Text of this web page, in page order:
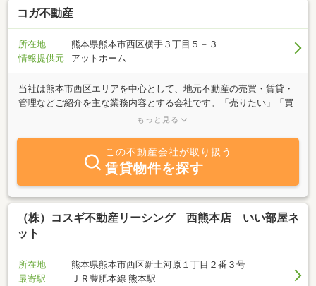
コガ不動産
所在地
熊本県熊本市西区横手３丁目５－３
情報提供元
アットホーム
当社は熊本市西区エリアを中心として、地元不動産の売買・賃貸・
管理などご紹介を主な業務内容とする会社です。「売りたい」「買
いたい」「借りたい」ご希望の方は、不動産に関する質問は何でも
望に併せたスピーディな対応を心掛けております。特に熊本市西区
エリアの横手、島崎、新町などを得意エリアとしておりますが、そ
の他の地域などもお気軽にご相談ください。
もっと見る
この不動産会社が取り扱う
賃貸物件を探す
（株）コスギ不動産リーシング 西熊本店 いい部屋ネ
ット
所在地
熊本県熊本市西区新土河原１丁目２番３号
最寄駅
ＪＲ豊肥本線 熊本駅